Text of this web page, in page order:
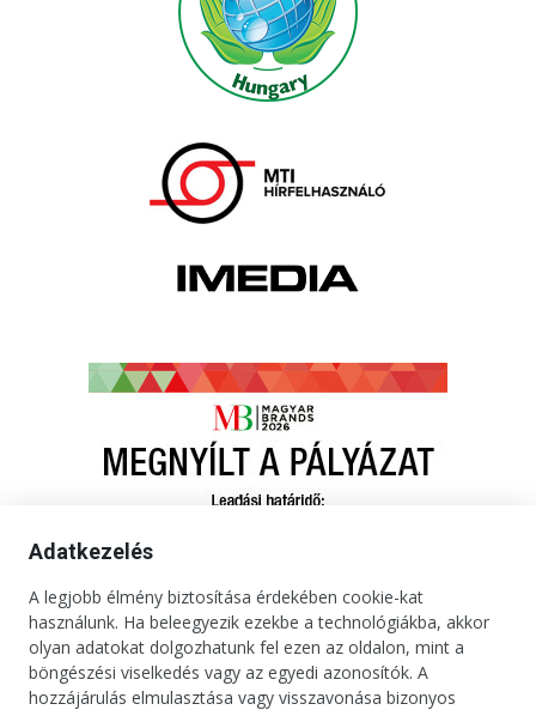
Adatkezelés
A legjobb élmény biztosítása érdekében cookie-kat
használunk. Ha beleegyezik ezekbe a technológiákba, akkor
olyan adatokat dolgozhatunk fel ezen az oldalon, mint a
böngészési viselkedés vagy az egyedi azonosítók. A
hozzájárulás elmulasztása vagy visszavonása bizonyos